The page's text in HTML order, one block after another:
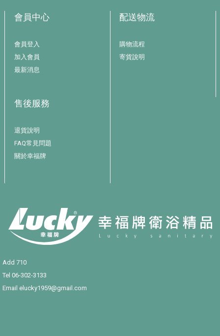
會員中心
會員登入
加入會員
最新消息
配送物流
購物流程
寄貨說明
售後服務
退貨說明
FAQ常見問題
關於幸福牌
Add 710
Tel 06-302-3133
Email elucky1959@gmail.com